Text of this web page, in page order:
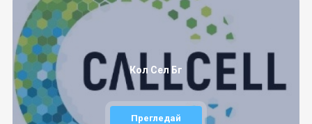
Кол Сел Бг
Прегледай